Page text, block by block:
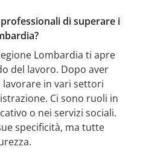
di superare i
Lombardia ti apre
del lavoro. Dopo aver
lavorare in vari settori
Ci sono ruoli in
o nei servizi sociali.
specificità, ma tutte